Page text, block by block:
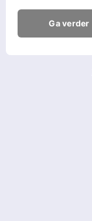
Ga verder